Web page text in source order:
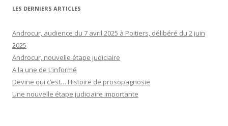
LES DERNIERS ARTICLES
Androcur, audience du 7 avril 2025 à Poitiers, délibéré du 2 juin
2025
Androcur, nouvelle étape judiciaire
A la une de L’informé
Devine qui c’est… Histoire de prosopagnosie
Une nouvelle étape judiciaire importante